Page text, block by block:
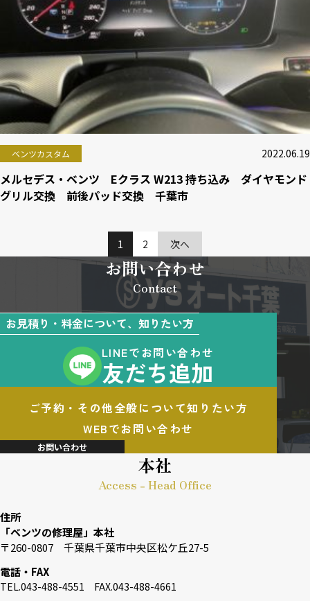
ベンツカスタム 2022.06.19
メルセデス・ベンツ Eクラス W213 持ち込み ダイヤモンド
グリル交換 前後パッド交換 千葉市
1 2 次へ
お問い合わせ
Contact
お見積り・料金について、知りたい方
LINEでお問い合わせ
友だち追加
ご予約・その他全般について知りたい方
WEBでお問い合わせ
お問い合わせ
本社
Access - Head Office
住所
「ベンツの修理屋」本社
〒260-0807 千葉県千葉市中央区松ケ丘27-5
電話・FAX
TEL.043-488-4551 FAX.043-488-4661